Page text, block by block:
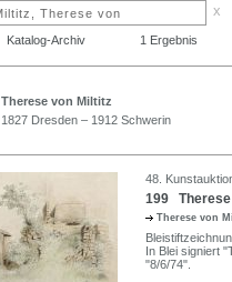
x
Katalog-Archiv 1 Ergebnis
Therese von Miltitz
1827 Dresden – 1912 Schwerin
48.
199 Therese
Therese von
In Blei signiert
"8/6/74".